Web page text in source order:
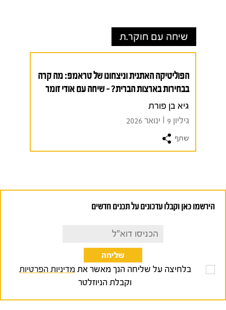
שיחה עם חוקר.ת
הפוליטיקה האתנית וניצחונו של טראמפ: מה קרה
בבחירות בארצות הברית? – שיחה עם אודי זומר
גיא בן פורת
גיליון 9 I ינואר 2026
שתף
הירשמו כאן וקבלו עדכונים על תכנים חדשים
בלחיצה על שליחה הנך מאשר את מדיניות הפרטיות
וקבלת הניוזלטר